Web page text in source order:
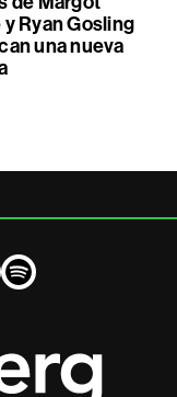
y Ryan Gosling
una nueva